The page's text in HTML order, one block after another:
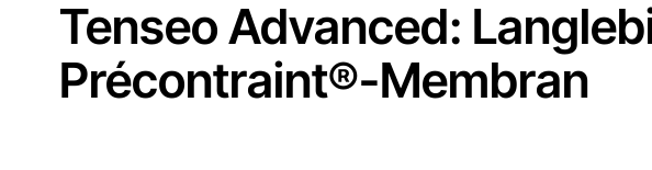
Tenseo Advanced:
Précontraint®-Membran